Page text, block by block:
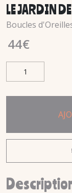
LE JARDIN
Boucles
44€